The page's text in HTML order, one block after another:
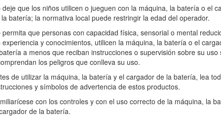
deje que los niños utilicen o jueguen con la máquina, la batería o el
batería; la normativa local puede restringir la edad del operador.
permita que personas con capacidad física, sensorial o mental
experiencia y conocimientos, utilicen la máquina, la batería o el
a menos que reciban instrucciones o supervisión sobre su uso
los peligros que conlleva su uso.
de utilizar la máquina, la batería y el cargador de la batería, lea
y símbolos de advertencia de estos productos.
con los controles y con el uso correcto de la máquina, la
de la batería.
y mantener correctamente su producto, y para evitar
incluidos consejos de seguridad, materiales de formación,
Toro o información adicional, póngase en contacto con un
y serie de su producto. Figura1identifica la ubicación en el
el código QR de la pegatina del número de serie (en su
el producto.